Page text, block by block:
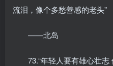
流泪，像个多愁善感的老头”
——北岛
73.“年轻人要有雄心壮